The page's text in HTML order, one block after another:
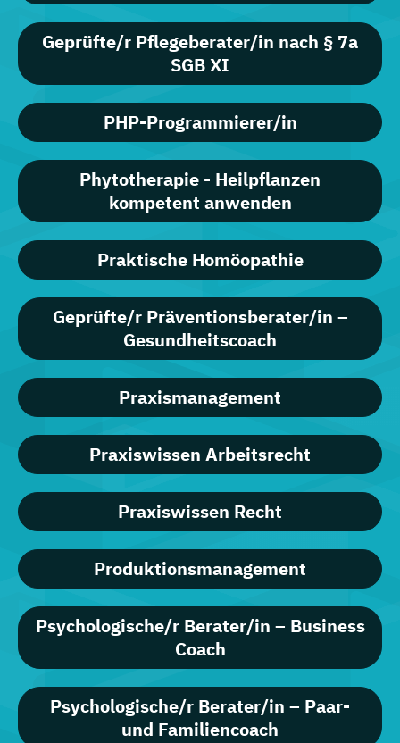
Geprüfte/r Pflegeberater/in nach § 7a
SGB XI
PHP-Programmierer/in
Phytotherapie - Heilpflanzen
kompetent anwenden
Praktische Homöopathie
Geprüfte/r Präventionsberater/in –
Gesundheitscoach
Praxismanagement
Praxiswissen Arbeitsrecht
Praxiswissen Recht
Produktionsmanagement
Psychologische/r Berater/in – Business
Coach
Psychologische/r Berater/in – Paar-
und Familiencoach